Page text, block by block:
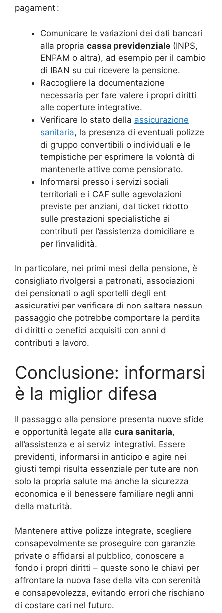
pagamenti:
Comunicare le variazioni dei dati bancari
alla propria cassa previdenziale (INPS,
ENPAM o altra), ad esempio per il cambio
di IBAN su cui ricevere la pensione.
Raccogliere la documentazione
necessaria per fare valere i propri diritti
alle coperture integrative.
Verificare lo stato della assicurazione
sanitaria, la presenza di eventuali polizze
di gruppo convertibili o individuali e le
tempistiche per esprimere la volontà di
mantenerle attive come pensionato.
Informarsi presso i servizi sociali
territoriali e i CAF sulle agevolazioni
previste per anziani, dal ticket ridotto
sulle prestazioni specialistiche ai
contributi per l’assistenza domiciliare e
per l’invalidità.
In particolare, nei primi mesi della pensione, è
consigliato rivolgersi a patronati, associazioni
dei pensionati o agli sportelli degli enti
assicurativi per verificare di non saltare nessun
passaggio che potrebbe comportare la perdita
di diritti o benefici acquisiti con anni di
contributi e lavoro.
Conclusione: informarsi
è la miglior difesa
Il passaggio alla pensione presenta nuove sfide
e opportunità legate alla cura sanitaria,
all’assistenza e ai servizi integrativi. Essere
previdenti, informarsi in anticipo e agire nei
giusti tempi risulta essenziale per tutelare non
solo la propria salute ma anche la sicurezza
economica e il benessere familiare negli anni
della maturità.
Mantenere attive polizze integrate, scegliere
consapevolmente se proseguire con garanzie
private o affidarsi al pubblico, conoscere a
fondo i propri diritti – queste sono le chiavi per
affrontare la nuova fase della vita con serenità
e consapevolezza, evitando errori che rischiano
di costare cari nel futuro.